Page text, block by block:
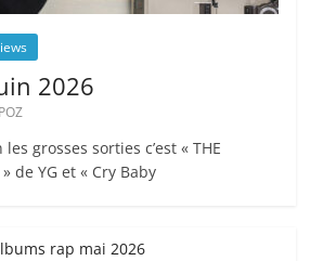
2026
grosses sorties c’est « THE
» de YG et « Cry Baby
rap mai 2026